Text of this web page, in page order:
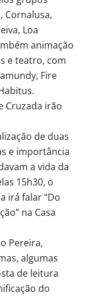
Cornalusa,
Loa
animação
e teatro, com
Fire
Cruzada irão
de duas
e importância
a vida da
15h30, o
irá falar “Do
na Casa
Pereira,
algumas
de leitura
do